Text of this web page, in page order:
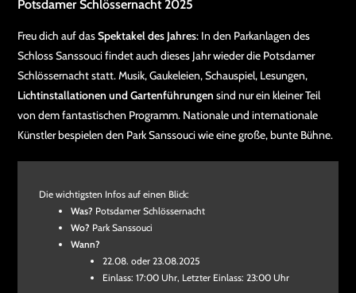
Potsdamer Schlössernacht 2025
Freu dich auf dasSpektakel des Jahres: In den Parkanlagen des
Schloss Sanssouci findet auch dieses Jahr wieder die Potsdamer
Schlössernacht statt. Musik, Gaukeleien, Schauspiel, Lesungen,
Lichtinstallationen und Gartenführungen sind nur ein kleiner Teil
von dem fantastischen Programm. Nationale und internationale
Künstler bespielen den Park Sanssouci wie eine große, bunte Bühne.
Die wichtigsten Infos auf einen Blick:
Was? Potsdamer Schlössernacht
Wo? Park Sanssouci
Wann?
22.08. oder 23.08.2025
Einlass: 17:00 Uhr, Letzter Einlass: 23:00 Uhr